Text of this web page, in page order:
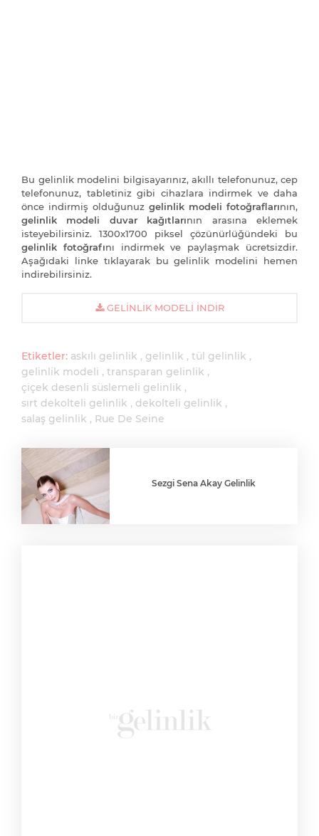
Bu gelinlik modelini bilgisayarınız, akıllı telefonunuz, cep
telefonunuz, tabletiniz gibi cihazlara indirmek ve daha
önce indirmiş olduğunuz gelinlik modeli fotoğraflarının,
gelinlik modeli duvar kağıtlarının arasına eklemek
isteyebilirsiniz. 1300x1700 piksel çözünürlüğündeki bu
gelinlik fotoğrafını indirmek ve paylaşmak ücretsizdir.
Aşağıdaki linke tıklayarak bu gelinlik modelini hemen
indirebilirsiniz.
GELINLIK MODELI İNDIR
Etiketler: askılı gelinlik gelinlik
tül gelinlik
gelinlik modeli
transparan gelinlik
çiçek desenli süslemeli gelinlik
sırt dekolteli gelinlik
dekolteli gelinlik
salaş gelinlik
Rue De Seine
Sezgi Sena Akay Gelinlik